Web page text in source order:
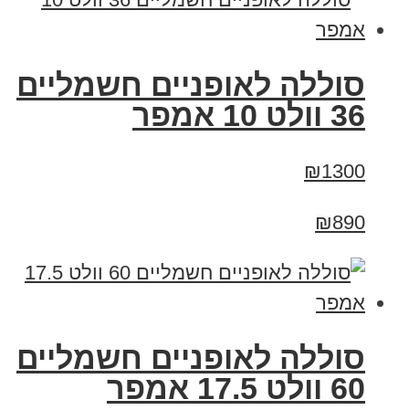
סוללה לאופניים חשמליים
36 וולט 10 אמפר
₪1300
₪890
סוללה לאופניים חשמליים
60 וולט 17.5 אמפר